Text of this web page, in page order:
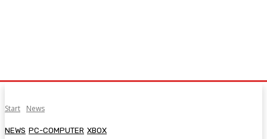
Start News
NEWS PC-COMPUTER XBOX